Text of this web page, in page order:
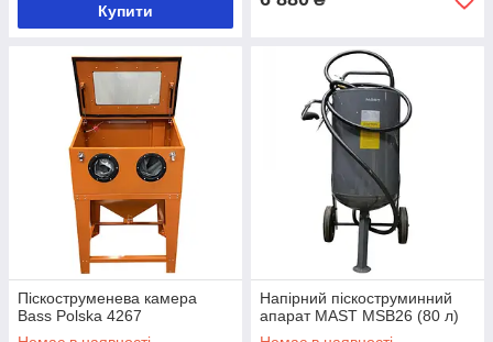
Купити
Піскоструменева камера
Bass Polska 4267
Напірний піскоструминний
апарат MAST MSB26 (80 л)